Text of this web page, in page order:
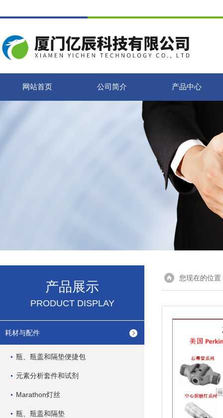
网站首页 公司简介 产品中心
产品展示
PRODUCT DISPLAY
耗材与配件
瓶、瓶盖和隔垫便捷包
元素分析套件和试剂
Marathon灯丝
瓶、瓶盖和隔垫
您现在的位置